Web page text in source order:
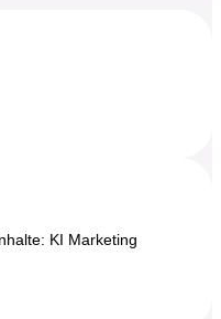
KI Marketing